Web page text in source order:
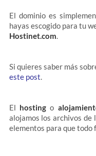
El dominio es
hayas escogido para tu
Hostinet.com.
Si quieres saber más
este post.
El hostingo
alojamos los archivos de
elementos para que todo